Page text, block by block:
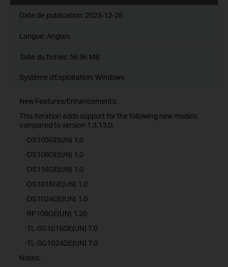
Date de publication: 2023-12-28
Langue: Anglais
Taille du fichier: 56.96 MB
Système d'Exploitation: Windows
New Features/Enhancements:
This iteration adds support for the following new models
compared to version 1.3.13.0:
·DS105GE(UN) 1.0
·DS108GE(UN) 1.0
·DS116GE(UN) 1.0
·DS1016GE(UN) 1.0
·DS1024GE(UN) 1.0
·RP108GE(UN) 1.20
·TL-SG1016DE(UN) 7.0
·TL-SG1024DE(UN) 7.0
Notes: